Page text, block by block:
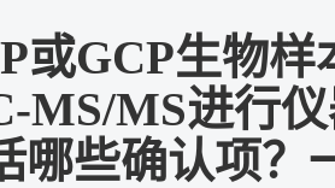
或GCP生物样
MS/MS进行
哪些确认项？